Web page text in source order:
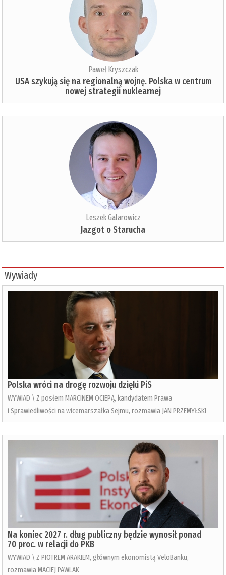
Paweł Kryszczak
USA szykują się na regionalną wojnę. Polska w centrum
nowej strategii nuklearnej
Leszek Galarowicz
Jazgot o Starucha
Wywiady
Polska wróci na drogę rozwoju dzięki PiS
WYWIAD \ Z posłem MARCINEM OCIEPĄ, kandydatem Prawa
i Sprawiedliwości na wicemarszałka Sejmu, rozmawia JAN PRZEMYŁSKI
Na koniec 2027 r. dług publiczny będzie wynosił ponad
70 proc. w relacji do PKB
WYWIAD \ Z PIOTREM ARAKIEM, głównym ekonomistą VeloBanku,
rozmawia MACIEJ PAWLAK